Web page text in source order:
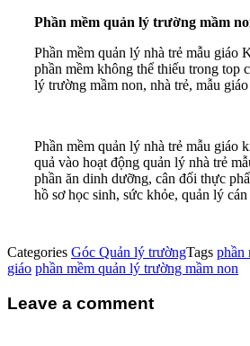
Phần mềm quản lý trường mầm
Phần mềm quản lý nhà trẻ mẫu giáo
phần mềm không thể thiếu trong top
lý trường mầm non, nhà trẻ, mẫu
Phần mềm quản lý nhà trẻ mẫu giáo
quả vào hoạt động quản lý nhà trẻ
phần ăn dinh dưỡng, cân đối thực
hồ sơ học sinh, sức khỏe, quản lý
Categories Góc Quản lý trườngTags phần
giáo phần mềm quản lý trường mầm non
Leave a comment